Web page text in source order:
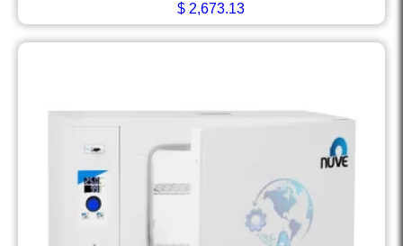
$2,673.13